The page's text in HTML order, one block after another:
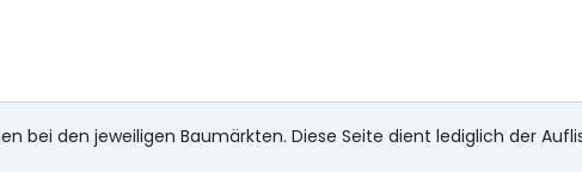
bei den jeweiligen Baumärkten. Diese Seite dient lediglich der